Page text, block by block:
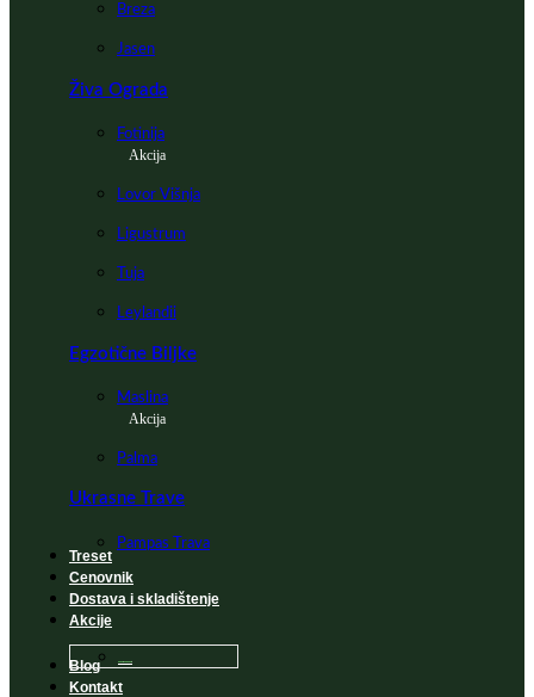
Breza
Jasen
Živa Ograda
Fotinija
Akcija
Lovor Višnja
Ligustrum
Tuja
Leylandii
Egzotične Biljke
Maslina
Akcija
Palma
Ukrasne Trave
Pampas Trava
Treset
Cenovnik
Dostava i skladištenje
Akcije
Blog
Kontakt